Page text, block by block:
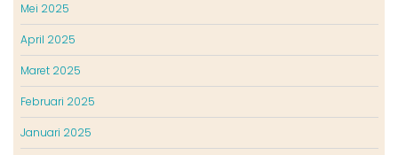
Mei 2025
April 2025
Maret 2025
Februari 2025
Januari 2025